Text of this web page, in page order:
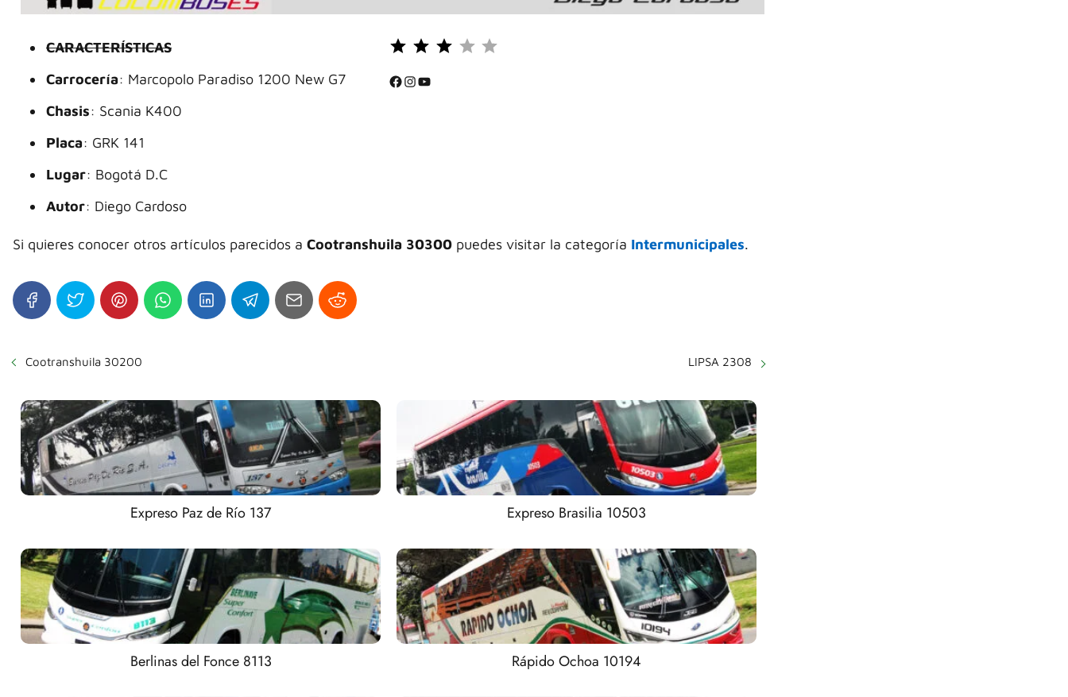
CARACTERÍSTICAS
Carrocería: Marcopolo Paradiso 1200 New G7
Chasis: Scania K400
Placa: GRK 141
Lugar: Bogotá D.C
Autor: Diego Cardoso
⭐
⭐
Facebook InstagramYouTube
Si quieres conocer otros artículos parecidos a Cootranshuila 30300 puedes visitar la categoría Intermunicipales.
Cootranshuila 30200 LIPSA 2308
Expreso Paz de Río 137 Expreso Brasilia 10503
Berlinas del Fonce 8113 Rápido Ochoa 10194